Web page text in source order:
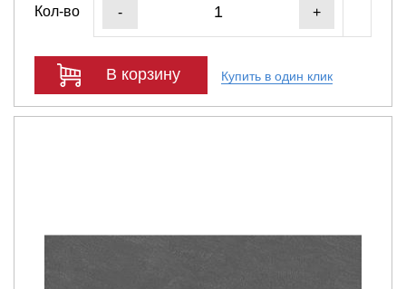
Кол-во - +
В корзину Купить в один клик